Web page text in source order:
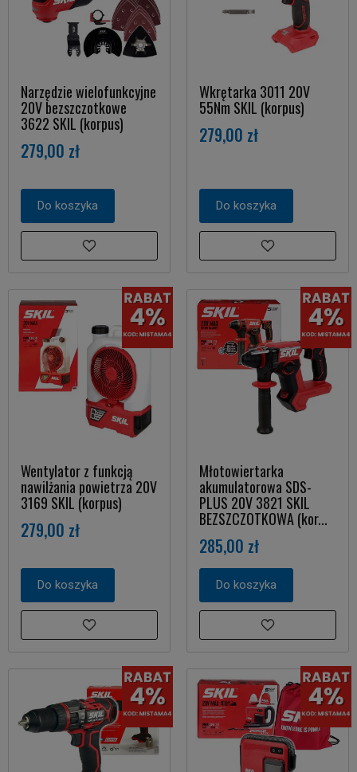
Narzędzie wielofunkcyjne
20V bezszczotkowe
3622 SKIL (korpus)
279,00 zł
Do koszyka
Wkrętarka 3011 20V
55Nm SKIL (korpus)
279,00 zł
Do koszyka
Wentylator z funkcją
nawilżania powietrza 20V
3169 SKIL (korpus)
279,00 zł
Do koszyka
Młotowiertarka
akumulatorowa SDS-
PLUS 20V 3821 SKIL
BEZSZCZOTKOWA (kor...
285,00 zł
Do koszyka